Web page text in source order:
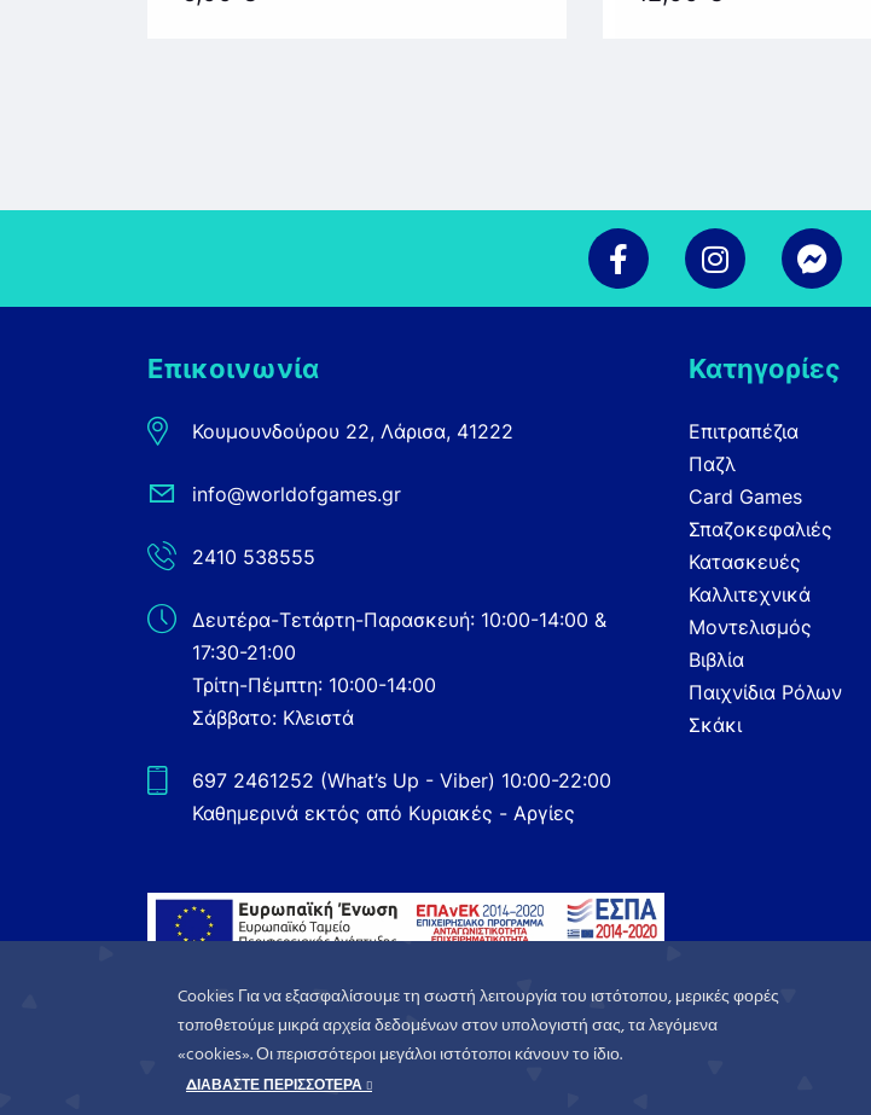
Επικοινωνία
Κουμουνδούρου 22, Λάρισα, 41222
info@worldofgames.gr
2410 538555
Δευτέρα-Τετάρτη-Παρασκευή: 10:00-14:00 &
17:30-21:00
Τρίτη-Πέμπτη: 10:00-14:00
Σάββατο: Κλειστά
697 2461252 (What’s Up - Viber) 10:00-22:00
Καθημερινά εκτός από Κυριακές - Αργίες
Κατηγορίες
Επιτραπέζια
Παζλ
Card Games
Σπαζοκεφαλιές
Κατασκευές
Καλλιτεχνικά
Μοντελισμός
Βιβλία
Παιχνίδια Ρόλων
Σκάκι
WorldofGames© 2026. All rights reserved.
Cookies Για να εξασφαλίσουμε τη σωστή λειτουργία του ιστότοπου, μερικές φορές
τοποθετούμε μικρά αρχεία δεδομένων στον υπολογιστή σας, τα λεγόμενα
«cookies». Οι περισσότεροι μεγάλοι ιστότοποι κάνουν το ίδιο.
ΔΙΑΒΑΣΤΕ ΠΕΡΙΣΣΟΤΕΡΑ